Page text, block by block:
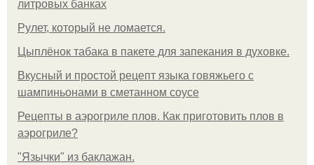
литровых банках
Рулет, который не ломается.
Цыплёнок табака в пакете для запекания в духовке.
Вкусный и простой рецепт языка говяжьего с
шампиньонами в сметанном соусе
Рецепты в аэрогриле плов. Как приготовить плов в
аэрогриле?
"Язычки" из баклажан.